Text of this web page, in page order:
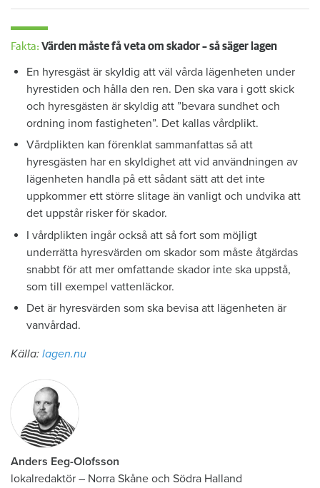
Fakta: Värden måste få veta om skador – så säger lagen
En hyresgäst är skyldig att väl vårda lägenheten under
hyrestiden och hålla den ren. Den ska vara i gott skick
och hyresgästen är skyldig att ”bevara sundhet och
ordning inom fastigheten”. Det kallas vårdplikt.
Vårdplikten kan förenklat sammanfattas så att
hyresgästen har en skyldighet att vid användningen av
lägenheten handla på ett sådant sätt att det inte
uppkommer ett större slitage än vanligt och undvika att
det uppstår risker för skador.
I vårdplikten ingår också att så fort som möjligt
underrätta hyresvärden om skador som måste åtgärdas
snabbt för att mer omfattande skador inte ska uppstå,
som till exempel vattenläckor.
Det är hyresvärden som ska bevisa att lägenheten är
vanvårdad.
Källa: lagen.nu
Anders Eeg-Olofsson
lokalredaktör – Norra Skåne och Södra Halland